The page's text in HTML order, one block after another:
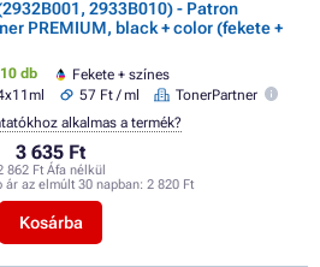
2933B010) - Patron
PREMIUM, black + color (fekete +
db
Fekete + színes
57 Ft / ml TonerPartner
3 635 Ft
862 Ft Áfa nélkül
ár az elmúlt 30 napban: 2 820 Ft
Kosárba
alkalmas a termék?